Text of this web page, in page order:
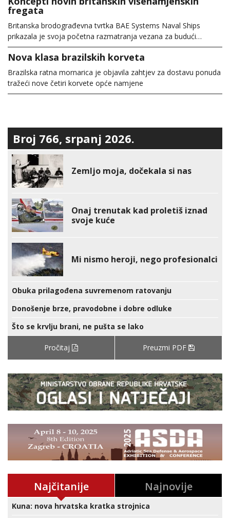
fregata
Britanska brodograđevna tvrtka BAE Systems Naval Ships
prikazala je svoja početna razmatranja vezana za budući…
Nova klasa brazilskih korveta
Brazilska ratna mornarica je objavila zahtjev za dostavu ponuda
tražeći nove četiri korvete opće namjene
Broj 766, srpanj 2026.
Zemljo moja, dočekala si nas
Onaj trenutak kad proletiš iznad
svoje kuće
Mi nismo heroji, nego profesionalci
Obuka prilagođena suvremenom ratovanju
Donošenje brze, pravodobne i dobre odluke
Što se krvlju brani, ne pušta se lako
Pročitaj Preuzmi PDF
Najčitanije Najnovije
Kuna: nova hrvatska kratka strojnica